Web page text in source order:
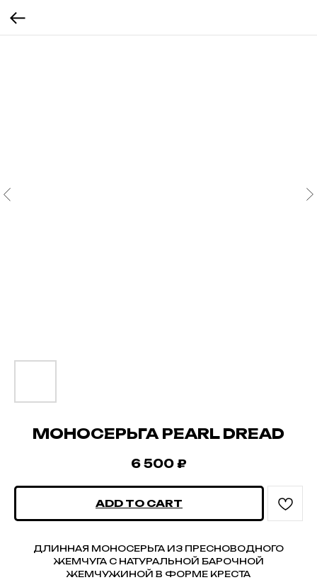
МОНОСЕРЬГА PEARL DREAD
6 500 ₽
ADD TO CART
ДЛИННАЯ МОНОСЕРЬГА ИЗ ПРЕСНОВОДНОГО
ЖЕМЧУГА C НАТУРАЛЬНОЙ БАРОЧНОЙ
ЖЕМЧУЖИНОЙ В ФОРМЕ КРЕСТА